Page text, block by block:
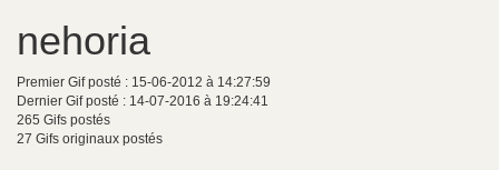
nehoria
Premier Gif posté : 15-06-2012 à 14:27:59
Dernier Gif posté : 14-07-2016 à 19:24:41
265 Gifs postés
27 Gifs originaux postés